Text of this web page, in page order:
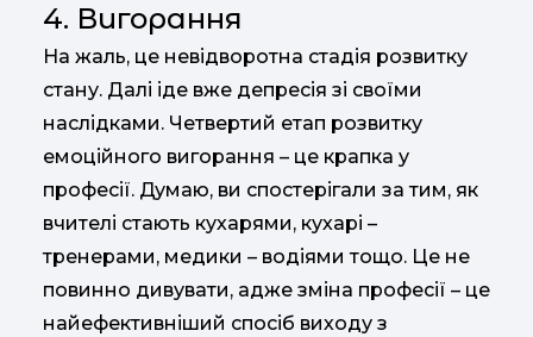
4. Вигорання
На жаль, це невідворотна стадія розвитку
стану. Далі іде вже депресія зі своїми
наслідками. Четвертий етап розвитку
емоційного вигорання – це крапка у
професії. Думаю, ви спостерігали за тим, як
вчителі стають кухарями, кухарі –
тренерами, медики – водіями тощо. Це не
повинно дивувати, адже зміна професії – це
найефективніший спосіб виходу з